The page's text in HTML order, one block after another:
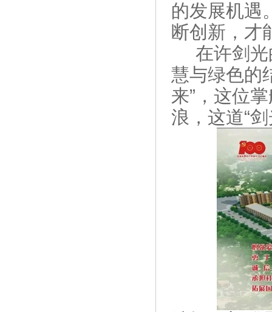
的发展机遇
断创新，才
在许剑
慧与绿色的
来”，这位
浪，这道“